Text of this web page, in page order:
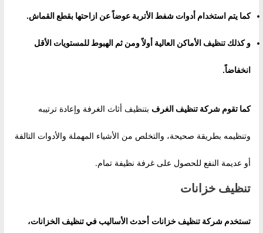
كما يتم استخدام أدوات شفط الأتربة عوضاً عن ازاحتها بقطع القماش.
و كذلك تنظيف الأماكن العالية أولاً ومن ثم الهبوط للمستويات الأقل
انخفاضاً.
كما تقوم شركةتنظيف الغرف بتنظيف أثاث الغرفة وإعادة ترتيبه
وتنظيمه بطريقة صحيحة، والتخلص من الأشياء المهملة والأدوات التالفة
أو عديمة النفع للحصول على غرفة نظيفة تمام.
تنظيف خزانات
تستخدم شركة تنظيف خزانات أحدث الأساليب في تنظيف الخزانات،